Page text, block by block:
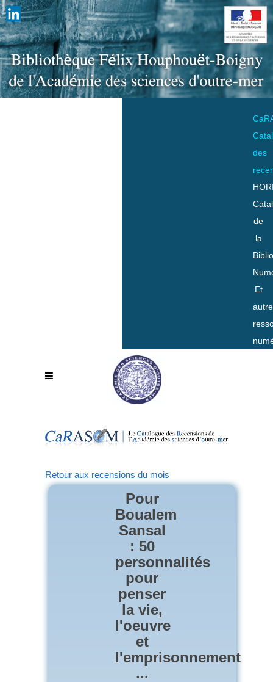
des
de
la
Et
Retour aux recensions du mois
Pour
Boualem
Sansal
: 50
personnalités
pour
penser
la vie,
l'oeuvre
et
l'emprisonnement
...